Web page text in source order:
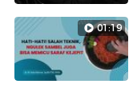
01:19